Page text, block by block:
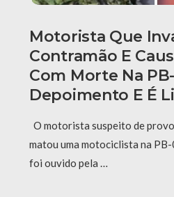
Motorista Que
Contramão E
Com Morte Na
Depoimento E É
O motorista suspeito de
matou uma motociclista na
foi ouvido pela …